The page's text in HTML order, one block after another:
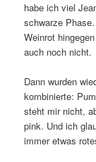
habe ich viel
schwarze
Weinrot
auch noch nicht.
Dann wurden
kombinierte:
steht mir nicht,
pink. Und ich
immer etwas